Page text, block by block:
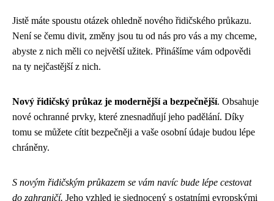
Jistě máte spoustu otázek ohledně nového řidičského průkazu.
Není se čemu divit, změny jsou tu od nás pro vás a my chceme,
abyste z nich měli co největší užitek. Přinášíme vám odpovědi
na ty nejčastější z nich.
Nový řidičský průkaz je modernější a bezpečnější. Obsahuje
nové ochranné prvky, které znesnadňují jeho padělání. Díky
tomu se můžete cítit bezpečněji a vaše osobní údaje budou lépe
chráněny.
S novým řidičským průkazem se vám navíc bude lépe cestovat
do zahraničí. Jeho vzhled je sjednocený s ostatními evropskými